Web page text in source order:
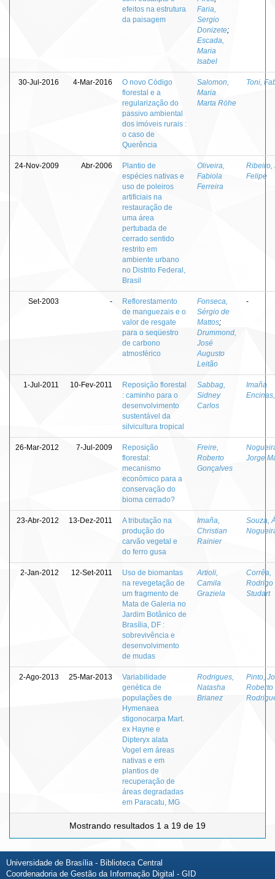
efeitos na estrutura
da paisagem
Faria,
Sergio
Donizete;
Escada,
Maria
Isabel
30-Jul-2016 4-Mar-2016
O novo Código
florestal e a
regularização do
passivo ambiental
dos imóveis rurais :
o caso de
Querência
Salomon,
Maria
Marta Röhe
Toni,
24-Nov-2009 Abr-2006
Plantio de
espécies nativas e
uso de poleiros
artificiais na
restauração de
uma área
pertubada de
cerrado sentido
restrito em
ambiente urbano
no Distrito Federal,
Brasil
Oliveira,
Fabiola
Ferreira
Ribeiro,
Felipe
Set-2003 -
Reflorestamento
de manguezais e o
valor de resgate
para o seqüestro
de carbono
atmosférico
Fonseca,
Sérgio de
Mattos;
Drummond,
José
Augusto
Leitão
-
1-Jul-2011 10-Fev-2011
Reposição florestal
: caminho para o
desenvolvimento
sustentável da
silvicultura tropical
Sabbag,
Sidney
Carlos
Imaña
26-Mar-2012 7-Jul-2009
Reposição
florestal:
mecanismo
econômico para a
conservação do
bioma cerrado?
Freire,
Roberto
Gonçalves
Jorge
23-Abr-2012 13-Dez-2011
A tributação na
produção do
carvão vegetal e
do ferro gusa
Imaña,
Christian
Rainier
Souza,
2-Jan-2012 12-Set-2011
Uso de biomantas
na revegetação de
um fragmento de
Mata de Galeria no
Jardim Botânico de
Brasília, DF :
sobrevivência e
desenvolvimento
de mudas
Artioli,
Camila
Graziela
Corrêa,
Rodrigo
Studart
2-Ago-2013 25-Mar-2013
Variabilidade
genética de
populações de
Hymenaea
stigonocarpa Mart.
ex Hayne e
Dipteryx alata
Vogel em áreas
nativas e em
plantios de
recuperação de
áreas degradadas
em Paracatu, MG
Rodrigues,
Natasha
Brianez
Pinto,
Roberto
Mostrando resultados 1 a 19 de 19
Universidade de Brasília - Biblioteca Central
Coordenadoria de Gestão da Informação Digital - GID